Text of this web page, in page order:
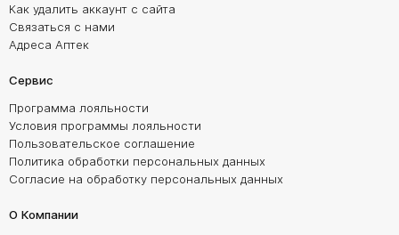
Как удалить аккаунт с сайта
Связаться с нами
Адреса Аптек
Сервис
Программа лояльности
Условия программы лояльности
Пользовательское соглашение
Политика обработки персональных данных
Согласие на обработку персональных данных
О Компании